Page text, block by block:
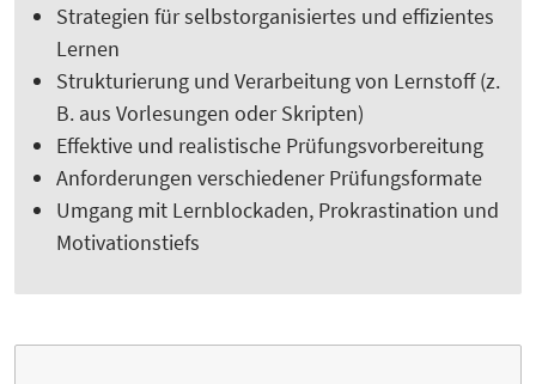
Strategien für selbstorganisiertes und effizientes
Lernen
Strukturierung und Verarbeitung von Lernstoff (z.
B. aus Vorlesungen oder Skripten)
Effektive und realistische Prüfungsvorbereitung
Anforderungen verschiedener Prüfungsformate
Umgang mit Lernblockaden, Prokrastination und
Motivationstiefs